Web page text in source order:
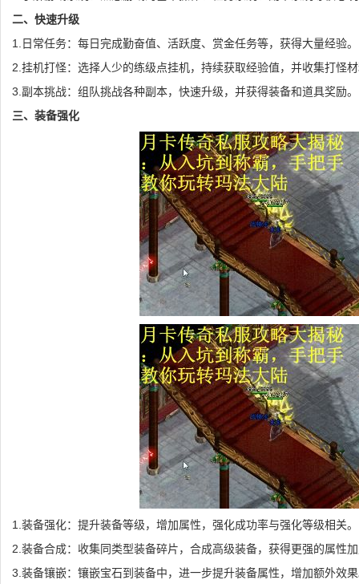
二、快速升级
1.日常任务：每日完成勤奋值、活跃度、赏金任务等，获得大量经验。
2.挂机打怪：选择人少的练级点挂机，持续获取经验值，并收集打怪
3.副本挑战：组队挑战各种副本，快速升级，并获得装备和道具奖励。
三、装备强化
1.装备强化：提升装备等级，增加属性，强化成功率与强化等级相关。
2.装备合成：收集同类型装备碎片，合成高级装备，获得更强的属性
3.装备镶嵌：镶嵌宝石到装备中，进一步提升装备属性，增加额外效